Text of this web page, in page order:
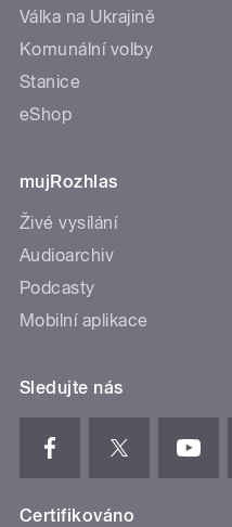
Válka na Ukrajině
Komunální volby
Stanice
eShop
mujRozhlas
Živé vysílání
Audioarchiv
Podcasty
Mobilní aplikace
Sledujte nás
Certifikováno